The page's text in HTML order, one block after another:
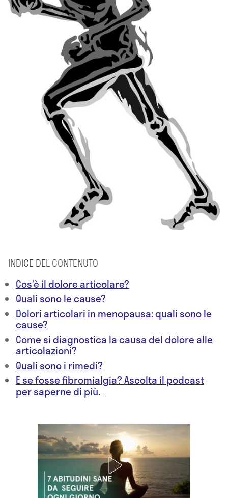
INDICE DEL CONTENUTO
Cos’è il dolore articolare?
Quali sono le cause?
Dolori articolari in menopausa: quali sono le
cause?
Come si diagnostica la causa del dolore alle
articolazioni?
Quali sono i rimedi?
E se fosse fibromialgia? Ascolta il podcast
per saperne di più.